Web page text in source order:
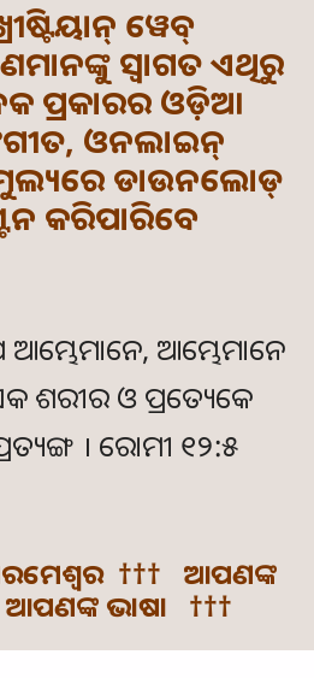
ୱେବ୍
ସ୍ବାଗତ ଏଥିରୁ
ପ୍ରକାରର ଓଡ଼ିଆ
ଓନଲାଇନ୍
ଡାଉନଲୋଡ୍
କରିପାରିବେ
ଆମ୍ଭେମାନେ
ଏକ ଶରୀର ଓ ପ୍ରତ୍ୟେକେ
। ରୋମୀ ୧୨:୫
††† ଆପଣଙ୍କ
ଭାଷା †††